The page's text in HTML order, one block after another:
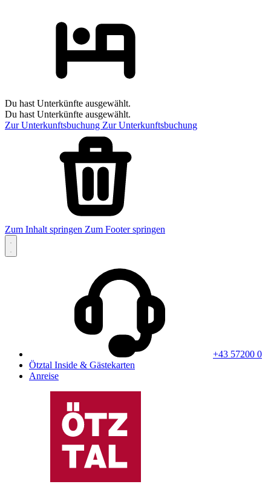
Du hast Unterkünfte ausgewählt.
Du hast Unterkünfte ausgewählt.
Zur Unterkunftsbuchung Zur Unterkunftsbuchung
Zum Inhalt springen Zum Footer springen
+43 57200 0
Ötztal Inside & Gästekarten
Anreise